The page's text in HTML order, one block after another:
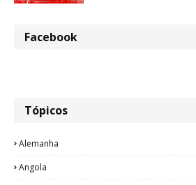
Facebook
Tópicos
Alemanha
Angola